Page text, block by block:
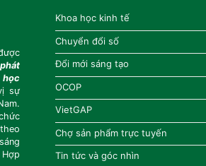
phát
học
sự
Hợp
Khoa học kinh tế
Chuyển đổi số
Đổi mới sáng tạo
OCOP
VietGAP
Chợ sản phẩm trực tuyến
Tin tức và góc nhìn